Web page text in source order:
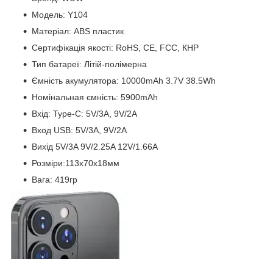
Модель: Y104
Матеріал: ABS пластик
Сертифікація якості: RoHS, CE, FCC, КНР
Тип батареї: Літій-полімерна
Ємність акумулятора: 10000mAh 3.7V 38.5Wh
Номінальная ємність: 5900mAh
Вхід: Type-C: 5V/3А, 9V/2А
Вход USB: 5V/3А, 9V/2А
Вихід 5V/3A 9V/2.25A 12V/1.66A
Розміри:113x70x18мм
Вага: 419гр